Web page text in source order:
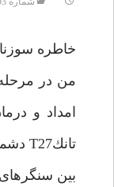
خاطره
من در
تانك‏T27 دشمن را سالم از چنگ آنها بيرون بياوريم.
بين سنگرهاى